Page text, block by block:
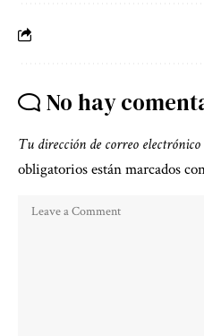
No hay
Tu dirección de correo
obligatorios están marcados